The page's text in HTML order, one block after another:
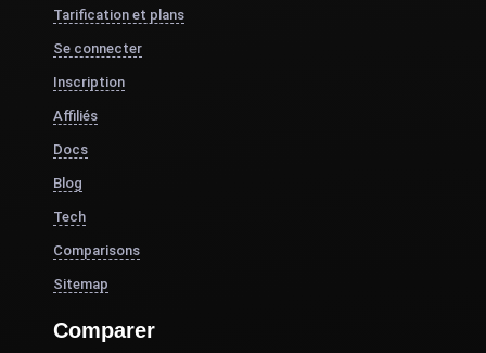
Tarification et plans
Se connecter
Inscription
Affiliés
Docs
Blog
Tech
Comparisons
Sitemap
Comparer